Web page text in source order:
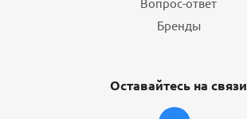
Бренды
Оставайтесь на связи